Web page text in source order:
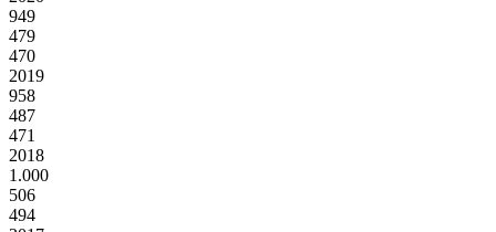
949
479
470
2019
958
487
471
2018
1.000
506
494